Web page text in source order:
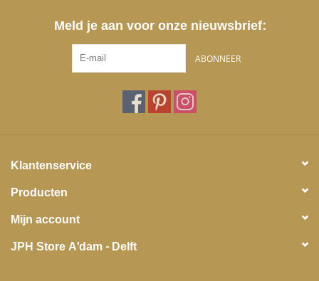
Meld je aan voor onze nieuwsbrief:
ABONNEER
Klantenservice
Producten
Mijn account
JPH Store A'dam - Delft